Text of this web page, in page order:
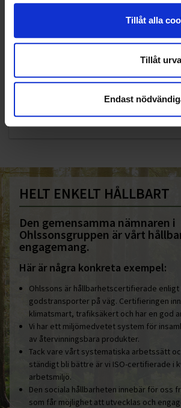
Tillåt alla
Tillåt
Endast
KUNDTJÄNST
info@ohlssons.se
HELT ENKELT HÅLLBART
Den gemensamma nämnaren i
Ohlssonsgruppen är vårt
engagemang.
Här är några konkreta exempel:
Ohlssons är hållbarhetscertifierade enligt
godstransporter på väg. Certifieringen
klimatsmart, trafiksäkert och har en god
Vi har ett miljömedvetet system för
av återvinningsbara produkter.
Tack vare vårt systematiska arbetssätt
ständigt bli bättre är vi ISO-certifierade i
arbetsmiljö.
Den sociala hållbarheten innebär för oss
som får möjlighet att utvecklas och